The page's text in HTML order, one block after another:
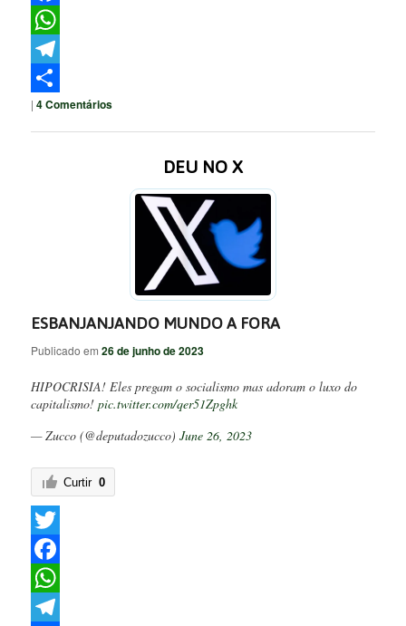
Facebook
WhatsApp
Telegram
Share
|4Comentários
DEU NO X
ESBANJANJANDO MUNDO A FORA
Publicado em26 de junho de 2023
HIPOCRISIA! Eles pregam o socialismo mas adoram o luxo do
capitalismo!pic.twitter.com/qer51Zpghk
— Zucco (@deputadozucco)June 26, 2023
Curtir 0
Twitter
Facebook
WhatsApp